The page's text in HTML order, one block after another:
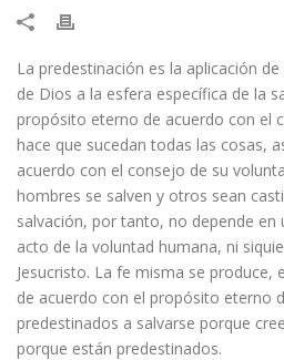
La predestinación es la aplicación
de Dios a la esfera específica de la
propósito eterno de acuerdo con el
hace que sucedan todas las cosas,
acuerdo con el consejo de su
hombres se salven y otros sean
salvación, por tanto, no depende
acto de la voluntad humana, ni
Jesucristo. La fe misma se produce,
de acuerdo con el propósito eterno
predestinados a salvarse porque
porque están predestinados.